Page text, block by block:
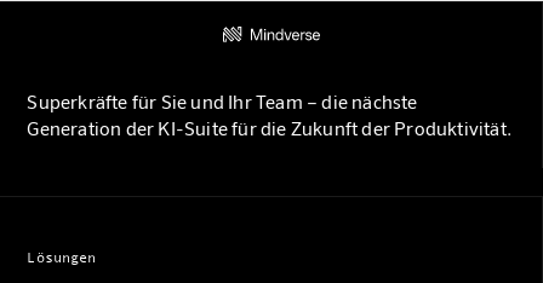
Superkräfte für Sie und Ihr Team – die nächste
Generation der KI-Suite für die Zukunft der Produktivität.
Lösungen